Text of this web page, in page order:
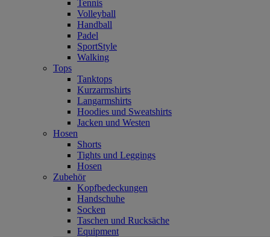
Tennis
Volleyball
Handball
Padel
SportStyle
Walking
Tops
Tanktops
Kurzarmshirts
Langarmshirts
Hoodies und Sweatshirts
Jacken und Westen
Hosen
Shorts
Tights und Leggings
Hosen
Zubehör
Kopfbedeckungen
Handschuhe
Socken
Taschen und Rucksäche
Equipment